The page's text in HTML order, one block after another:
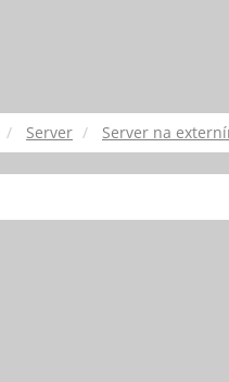
Server Server na